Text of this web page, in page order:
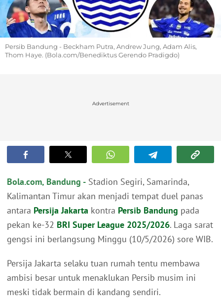
Persib Bandung - Beckham Putra, Andrew Jung, Adam Alis,
Thom Haye. (Bola.com/Benediktus Gerendo Pradigdo)
Advertisement
Bola.com, Bandung - Stadion Segiri, Samarinda,
Kalimantan Timur akan menjadi tempat duel panas
antara Persija Jakarta kontra Persib Bandung pada
pekan ke-32 BRI Super League 2025/2026. Laga sarat
gengsi ini berlangsung Minggu (10/5/2026) sore WIB.
Persija Jakarta selaku tuan rumah tentu membawa
ambisi besar untuk menaklukan Persib musim ini
meski tidak bermain di kandang sendiri.